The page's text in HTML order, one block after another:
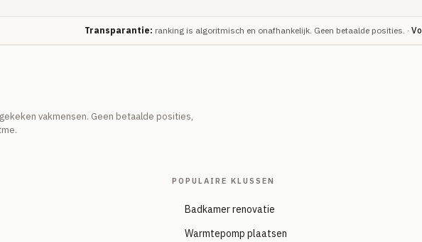
Transparantie: ranking is algoritmisch en onafhankelijk. Geen betaalde posities. ·
vakmensen. Geen betaalde posities,
POPULAIRE KLUSSEN
Badkamer renovatie
Warmtepomp plaatsen